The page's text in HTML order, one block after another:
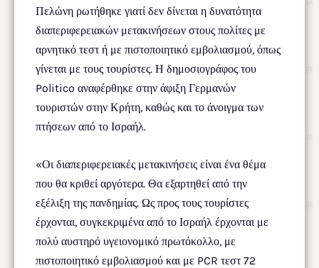
Πελώνη ρωτήθηκε γιατί δεν δίνεται η δυνατότητα
διαπεριφερειακών μετακινήσεων στους πολίτες με
αρνητικό τεστ ή με πιστοποιητικό εμβολιασμού, όπως
γίνεται με τους τουρίστες. Η δημοσιογράφος του
Politico αναφέρθηκε στην άφιξη Γερμανών
τουριστών στην Κρήτη, καθώς και το άνοιγμα των
πτήσεων από το Ισραήλ.
«Οι διαπεριφερειακές μετακινήσεις είναι ένα θέμα
που θα κριθεί αργότερα. Θα εξαρτηθεί από την
εξέλιξη της πανδημίας. Ως προς τους τουρίστες
έρχονται, συγκεκριμένα από το Ισραήλ έρχονται με
πολύ αυστηρό υγειονομικό πρωτόκολλο, με
πιστοποιητικό εμβολιασμού και με PCR τεστ 72